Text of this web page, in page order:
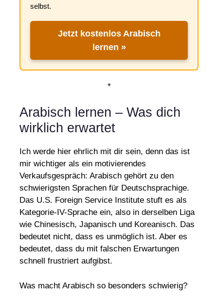
selbst.
Jetzt kostenlos Arabisch
lernen »
*
Arabisch lernen – Was dich
wirklich erwartet
Ich werde hier ehrlich mit dir sein, denn das ist
mir wichtiger als ein motivierendes
Verkaufsgespräch: Arabisch gehört zu den
schwierigsten Sprachen für Deutschsprachige.
Das U.S. Foreign Service Institute stuft es als
Kategorie-IV-Sprache ein, also in derselben Liga
wie Chinesisch, Japanisch und Koreanisch. Das
bedeutet nicht, dass es unmöglich ist. Aber es
bedeutet, dass du mit falschen Erwartungen
schnell frustriert aufgibst.
Was macht Arabisch so besonders schwierig?